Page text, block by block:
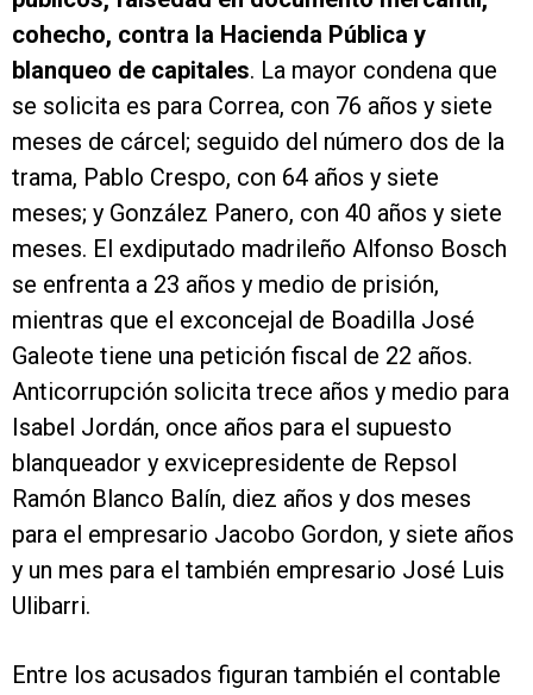
cohecho, contra la Hacienda Pública y
blanqueo de capitales. La mayor condena que
se solicita es para Correa, con 76 años y siete
meses de cárcel; seguido del número dos de la
trama, Pablo Crespo, con 64 años y siete
meses; y González Panero, con 40 años y siete
meses. El exdiputado madrileño Alfonso Bosch
se enfrenta a 23 años y medio de prisión,
mientras que el exconcejal de Boadilla José
Galeote tiene una petición fiscal de 22 años.
Anticorrupción solicita trece años y medio para
Isabel Jordán, once años para el supuesto
blanqueador y exvicepresidente de Repsol
Ramón Blanco Balín, diez años y dos meses
para el empresario Jacobo Gordon, y siete años
y un mes para el también empresario José Luis
Ulibarri.
Entre los acusados figuran también el contable